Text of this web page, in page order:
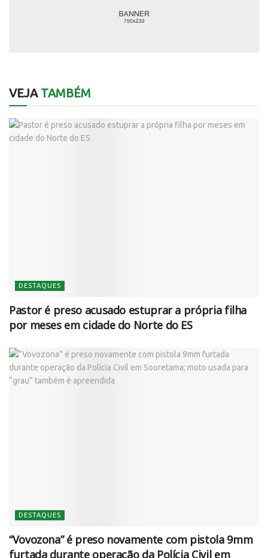
VEJATAMBÉM
DESTAQUES
Pastor é preso acusado estuprar a própria filha
por meses em cidade do Norte do ES
DESTAQUES
“Vovozona” é preso novamente com pistola 9mm
furtada durante operação da Polícia Civil em